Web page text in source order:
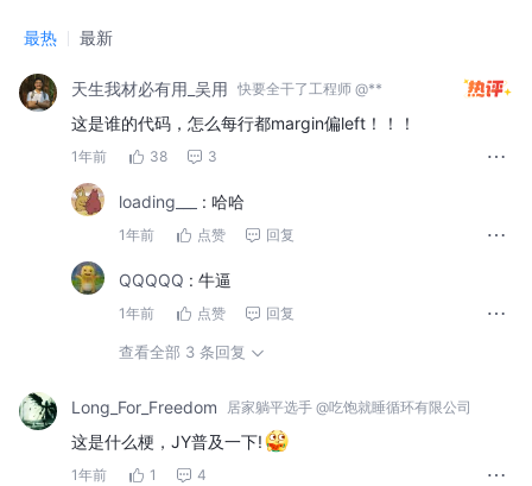
最热 最新
天生我材必有用_吴用 快要全干了工程师 @**
这是谁的代码，怎么每行都margin偏left！！！
1年前 38 3
loading___ : 哈哈
1年前 点赞 回复
QQQQQ : 牛逼
1年前 点赞 回复
查看全部 3 条回复
Long_For_Freedom 居家躺平选手 @吃饱就睡循环有限公司
这是什么梗，JY普及一下!
1年前 1 4